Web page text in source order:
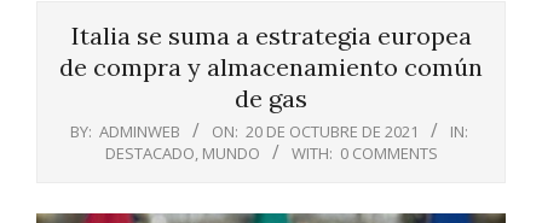
Italia se suma a estrategia europea
de compra y almacenamiento común
de gas
BY: ADMINWEB ON: 20 DE OCTUBRE DE 2021
IN:
DESTACADO, MUNDO WITH: 0 COMMENTS